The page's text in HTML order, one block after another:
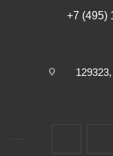
+7 (495)